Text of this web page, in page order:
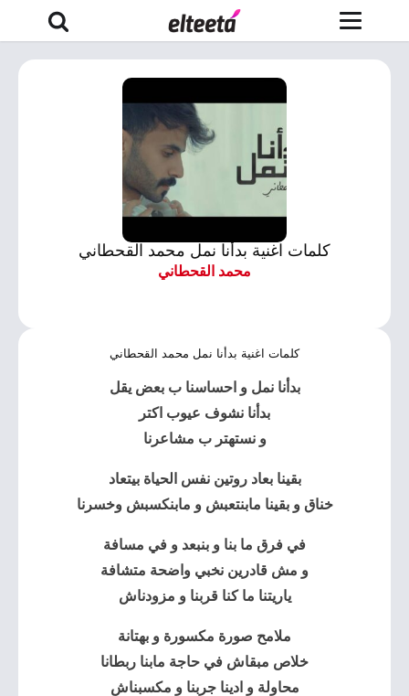
كلمات اغنية بدأنا نمل محمد القحطاني
محمد القحطاني
كلمات اغنية بدأنا نمل محمد القحطاني
بدأنا نمل و احساسنا ب بعض يقل
بدأنا نشوف عيوب اكتر
و نستهتر ب مشاعرنا
بقينا بعاد روتين نفس الحياة بيتعاد
خناق و بقينا مابنتعبش و مابنكسبش وخسرنا
في فرق ما بنا و بنبعد و في مسافة
و مش قادرين نخبي واضحة متشافة
ياريتنا ما كنا قربنا و مزودناش
ملامح صورة مكسورة و بهتانة
خلاص مبقاش في حاجة مابنا ربطانا
محاولة و ادينا جربنا و مكسبناش